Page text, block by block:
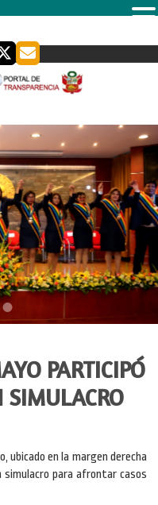
PARTICIPÓ
SIMULACRO
ubicado en la margen derecha
para afrontar casos